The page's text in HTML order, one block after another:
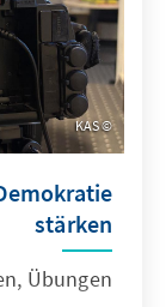
KAS
stärken
Übungen